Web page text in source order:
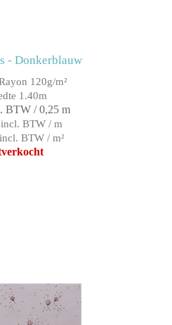
- Donkerblauw
120g/m²
1.40m
BTW / 0,25 m
BTW / m
BTW / m²